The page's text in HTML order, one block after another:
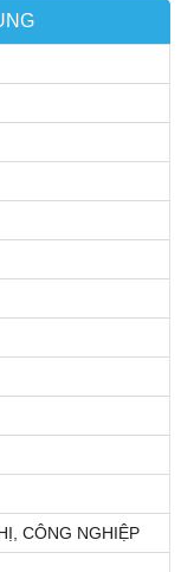
CÔNG NGHIỆP